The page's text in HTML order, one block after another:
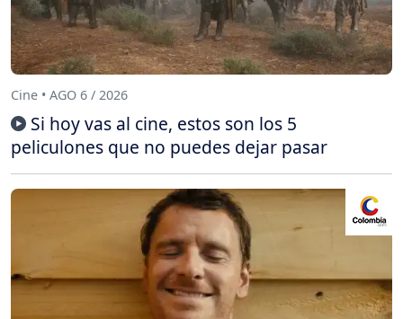
Cine • AGO 6 / 2026
Si hoy vas al cine, estos son los 5
peliculones que no puedes dejar pasar